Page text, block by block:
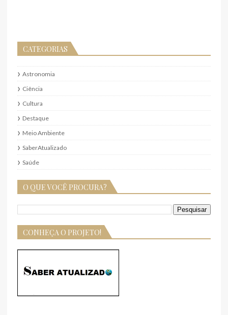
CATEGORIAS
Astronomia
Ciência
Cultura
Destaque
Meio Ambiente
SaberAtualizado
Saúde
O QUE VOCÊ PROCURA?
CONHEÇA O PROJETO!